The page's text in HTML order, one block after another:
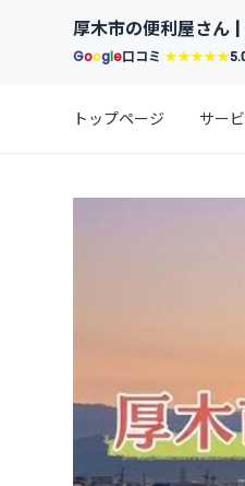
厚木市の便利屋さん |
Google口コミ★★★★★
トップページ サー